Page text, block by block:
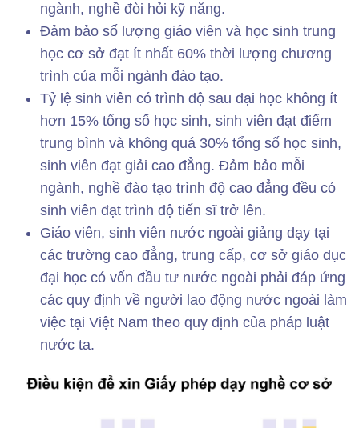
ngành, nghề đòi hỏi kỹ năng.
Đảm bảo số lượng giáo viên và học sinh trung
học cơ sở đạt ít nhất 60% thời lượng chương
trình của mỗi ngành đào tạo.
Tỷ lệ sinh viên có trình độ sau đại học không ít
hơn 15% tổng số học sinh, sinh viên đạt điểm
trung bình và không quá 30% tổng số học sinh,
sinh viên đạt giải cao đẳng. Đảm bảo mỗi
ngành, nghề đào tạo trình độ cao đẳng đều có
sinh viên đạt trình độ tiến sĩ trở lên.
Giáo viên, sinh viên nước ngoài giảng dạy tại
các trường cao đẳng, trung cấp, cơ sở giáo dục
đại học có vốn đầu tư nước ngoài phải đáp ứng
các quy định về người lao động nước ngoài làm
việc tại Việt Nam theo quy định của pháp luật
nước ta.